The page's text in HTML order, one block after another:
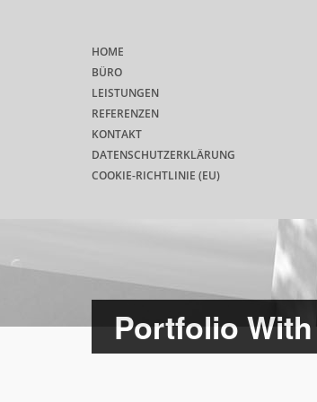
HOME
BÜRO
LEISTUNGEN
REFERENZEN
KONTAKT
DATENSCHUTZERKLÄRUNG
COOKIE-RICHTLINIE (EU)
Portfolio